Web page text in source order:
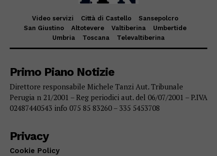
Video servizi Città di Castello
Sansepolcro
San Giustino
Altotevere Valtiberina
Umbertide
Umbria
Toscana Televaltiberina
Primo Piano Notizie
Direttore responsabile Michele Tanzi Aut. Tribunale
Perugia n 21/2001 – Reg periodici aut. del 06/07/2001 – P.IVA
02487440543 info 075 85 83260 – 335 5453708
Privacy
Cookie Policy